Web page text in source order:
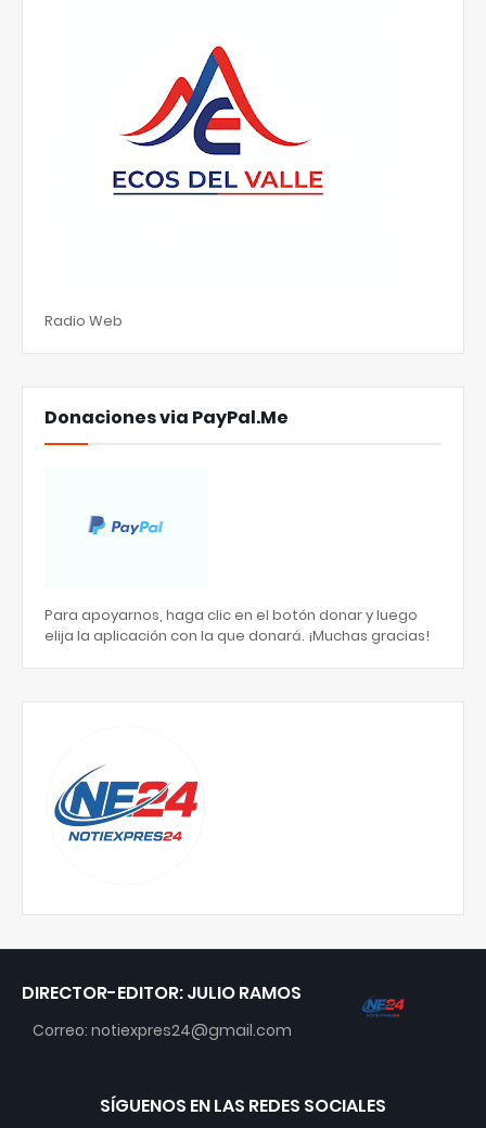
Radio Web
Donaciones via PayPal.Me
Para apoyarnos, haga clic en el botón donar y luego
elija la aplicación con la que donará. ¡Muchas gracias!
DIRECTOR-EDITOR: JULIO RAMOS
Correo: notiexpres24@gmail.com
SÍGUENOS EN LAS REDES SOCIALES